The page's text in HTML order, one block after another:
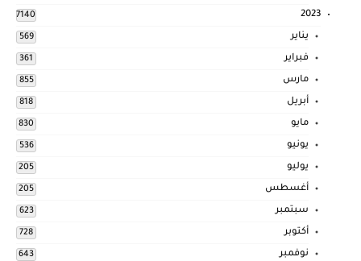
2023
7140
يناير 569
فبراير 361
مارس 855
أبريل 818
مايو 830
يونيو 536
يوليو 205
أغسطس 205
سبتمبر 623
أكتوبر 728
نوفمبر 643